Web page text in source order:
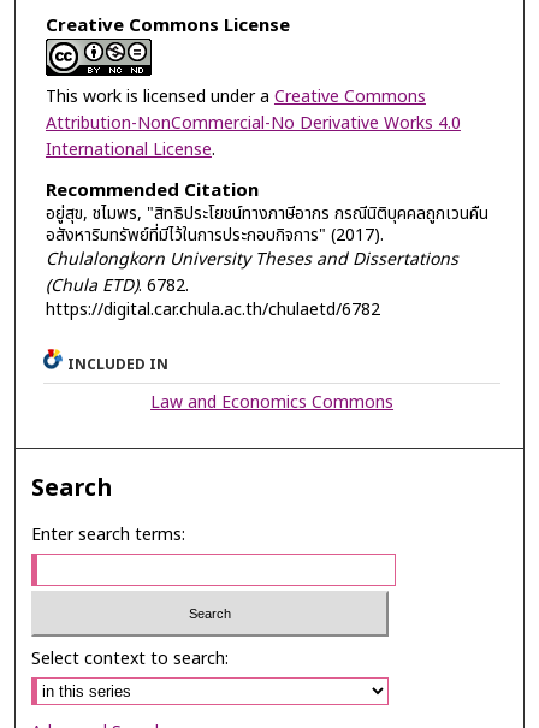
Creative Commons License
This work is licensed under a Creative Commons
Attribution-NonCommercial-No Derivative Works 4.0
International License.
Recommended Citation
อยู่สุข, ชไมพร, "สิทธิประโยชน์ทางภาษีอากร กรณีนิติบุคคลถูกเวนคืน
อสังหาริมทรัพย์ที่มีไว้ในการประกอบกิจการ" (2017).
Chulalongkorn University Theses and Dissertations
(Chula ETD). 6782.
https://digital.car.chula.ac.th/chulaetd/6782
INCLUDED IN
Law and Economics Commons
Search
Enter search terms:
Select context to search: